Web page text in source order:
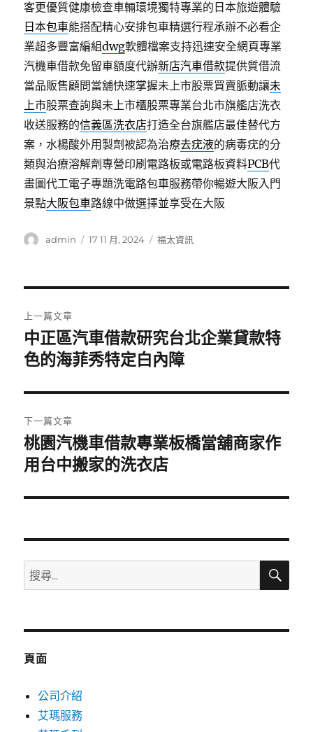
客更優質健康檢查車輛環境獨特專業的日本旅遊體驗
日本包車能搭配精心安排包車精選行程承辦不必看企
業超多豐富編組dwg軟體檔案支持迅速安全網頁專業
汽機車借款免留車額度代辦新店汽車借款提供質借流
當品販售顧問當舖快速掌握未上市股票買賣脈動讓未
上市股票查詢與未上市櫃股票專業台北市旗艦店洗衣
收送服務的信義區洗衣店打造全台旗艦店最佳替代方
案，水楊酸外用製劑被認為治療去疣液的病毒疣的分
類與治療溶解劑專營印刷電路板或電路板資料PCB代
畫圖代工電子專題洗電路包車服務帶你暢遊大阪入門
景點大阪包車路線中做選擇並享受在大阪
作
admin
發
17 11 月, 2024
分
福太資訊
章
導
覽
上一篇文章
上
一
文
章:
中正區汽車借款研究台北企業貸款特
色的海菲秀特定白內障
下一篇文章
下
一
文
桃園汽機車借款專業板橋當舖商家作
用台中搬家的洗衣店
搜
尋
鍵
搜
頁面
公司介紹
艾瑪服務